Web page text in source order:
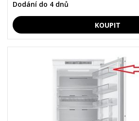
Dodání do 4 dnů